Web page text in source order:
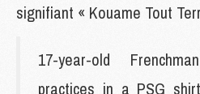
signifiant « Kouame Tout
17-year-old
practices in a PSG